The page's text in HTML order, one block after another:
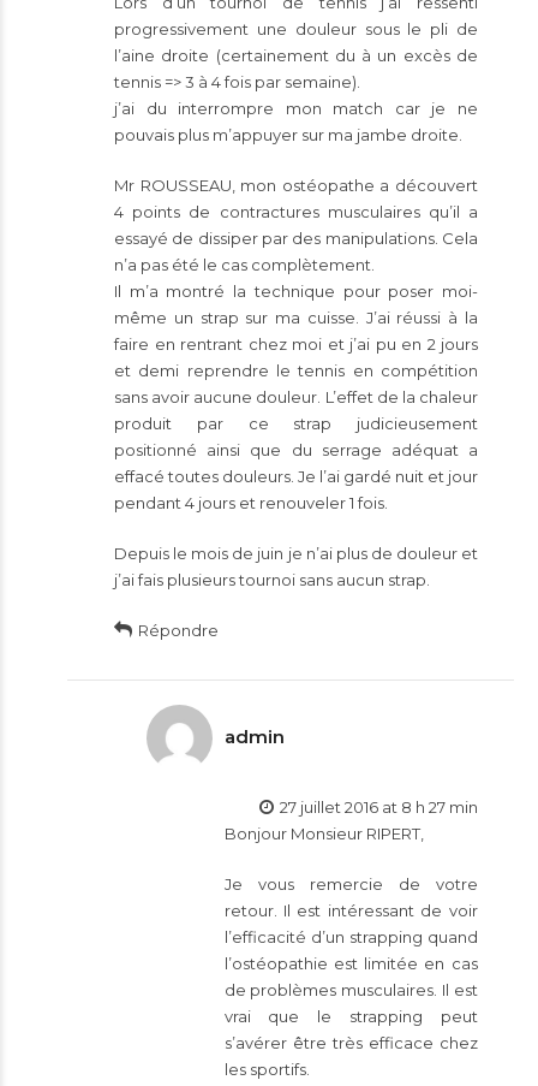
progressivement une douleur sous le pli de
l’aine droite (certainement du à un excès de
tennis => 3 à 4 fois par semaine).
j’ai du interrompre mon match car je ne
pouvais plus m’appuyer sur ma jambe droite.
Mr ROUSSEAU, mon ostéopathe a découvert
4 points de contractures musculaires qu’il a
essayé de dissiper par des manipulations. Cela
n’a pas été le cas complètement.
Il m’a montré la technique pour poser moi-
même un strap sur ma cuisse. J’ai réussi à la
faire en rentrant chez moi et j’ai pu en 2 jours
et demi reprendre le tennis en compétition
sans avoir aucune douleur. L’effet de la chaleur
produit par ce strap judicieusement
positionné ainsi que du serrage adéquat a
effacé toutes douleurs. Je l’ai gardé nuit et jour
pendant 4 jours et renouveler 1 fois.
Depuis le mois de juin je n’ai plus de douleur et
j’ai fais plusieurs tournoi sans aucun strap.
Répondre
admin
27 juillet 2016 at 8 h 27 min
Bonjour Monsieur RIPERT,
Je vous remercie de votre
retour. Il est intéressant de voir
l’efficacité d’un strapping quand
l’ostéopathie est limitée en cas
de problèmes musculaires. Il est
vrai que le strapping peut
s’avérer être très efficace chez
les sportifs.